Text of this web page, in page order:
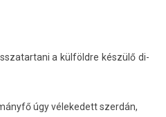
a külföldre készülő di­
úgy vélekedett szerdán,